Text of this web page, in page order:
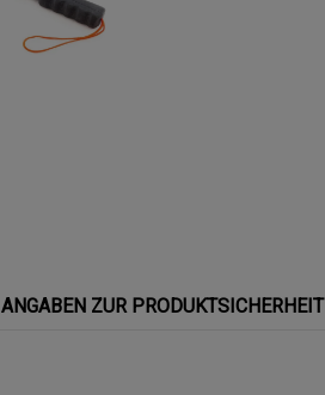
ANGABEN ZUR PRODUKTSICHERHEIT